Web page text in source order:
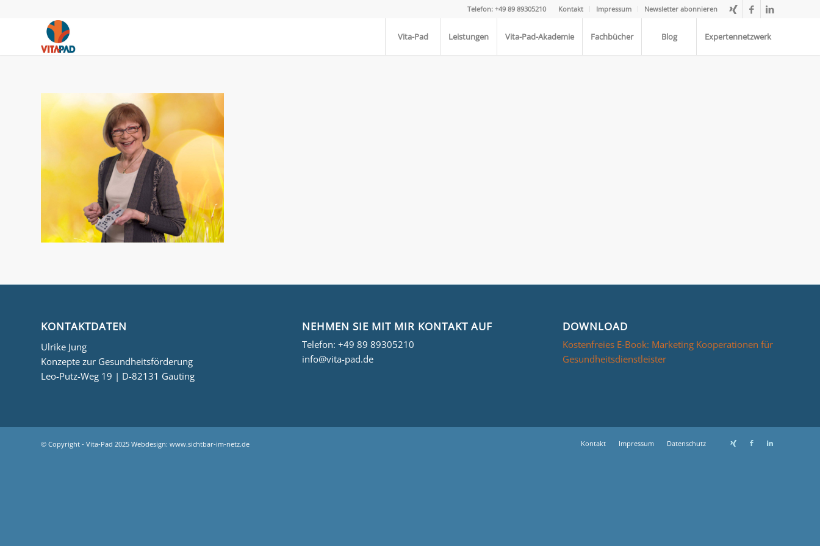
Kontakt Impressum Newsletter abonnieren
Telefon: +49 89 89305210
Vita-Pad Leistungen Vita-Pad-Akademie Fachbücher Blog Expertennetzwerk
KONTAKTDATEN
Ulrike Jung
Konzepte zur Gesundheitsförderung
Leo-Putz-Weg 19 | D-82131 Gauting
NEHMEN SIE MIT MIR KONTAKT AUF
Telefon: +49 89 89305210
info@vita-pad.de
DOWNLOAD
Kostenfreies E-Book: Marketing Kooperationen für
Gesundheitsdienstleister
© Copyright - Vita-Pad 2025 Webdesign: www.sichtbar-im-netz.de Kontakt Impressum Datenschutz